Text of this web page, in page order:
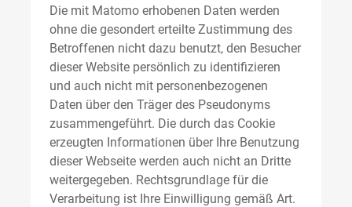
Die mit Matomo erhobenen Daten werden
ohne die gesondert erteilte Zustimmung des
Betroffenen nicht dazu benutzt, den Besucher
dieser Website persönlich zu identifizieren
und auch nicht mit personenbezogenen
Daten über den Träger des Pseudonyms
zusammengeführt. Die durch das Cookie
erzeugten Informationen über Ihre Benutzung
dieser Webseite werden auch nicht an Dritte
weitergegeben. Rechtsgrundlage für die
Verarbeitung ist Ihre Einwilligung gemäß Art.